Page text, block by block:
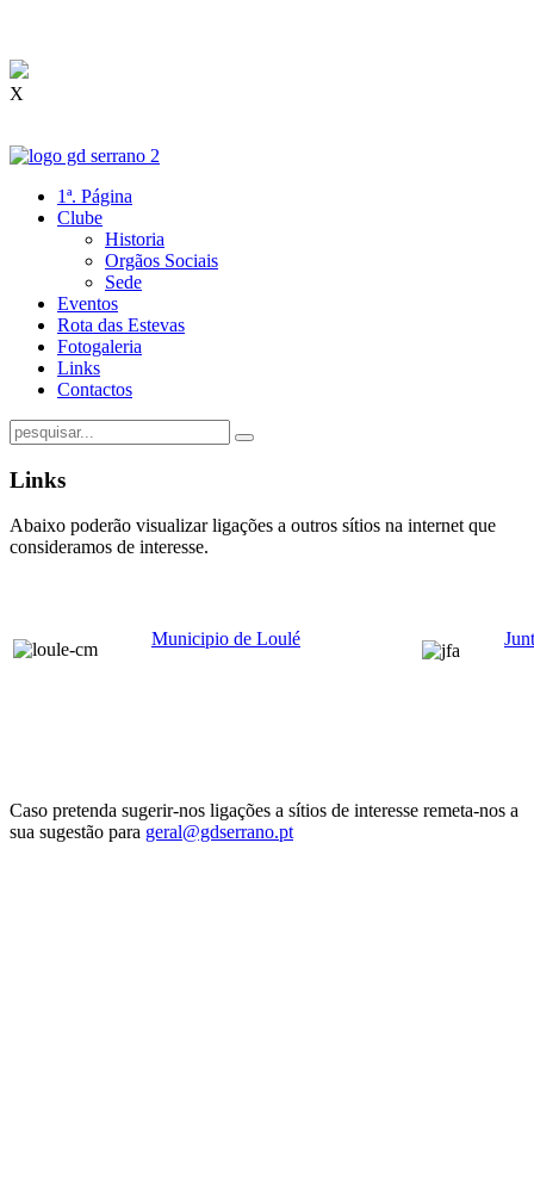
X
1ª. Página
Clube
Historia
Orgãos Sociais
Sede
Eventos
Rota das Estevas
Fotogaleria
Links
Contactos
Links
Abaixo poderão visualizar ligações a outros sítios na internet que
consideramos de interesse.
Municipio de Loulé
Caso pretenda sugerir-nos ligações a sítios de interesse remeta-nos a
sua sugestão para geral@gdserrano.pt